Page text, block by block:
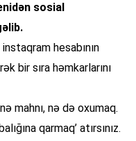
sosial
hesabının
bir sıra həmkarlarını
mahnı, nə də oxumaq.
qarmaq’ atırsınız.